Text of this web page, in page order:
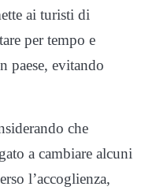
ai turisti di
per tempo e
paese, evitando
che
a cambiare alcuni
l’accoglienza,